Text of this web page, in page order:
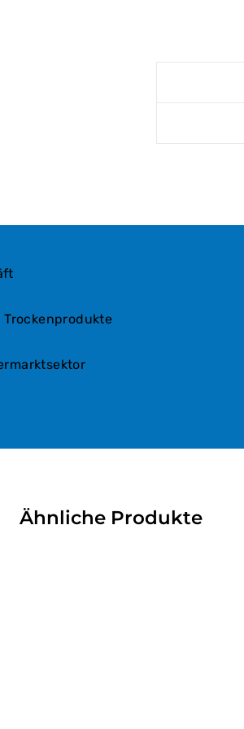
Trockenprodukte
Ähnliche Produkte